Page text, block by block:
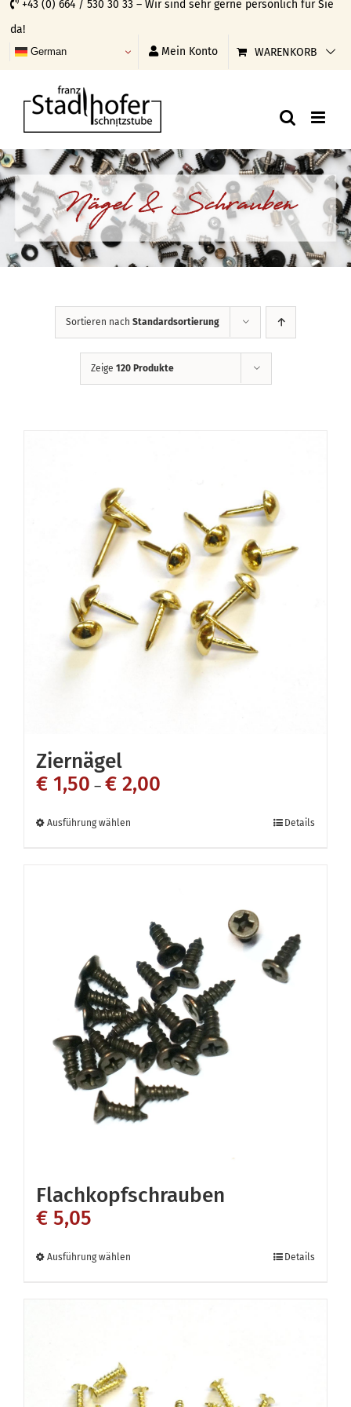
Skip
to
content
+43 (0) 664 / 530 30 33 – Wir sind sehr gerne persönlich für Sie
da!
German Mein Konto WARENKORB
Nägel & Schrauben
Sortieren nach Standardsortierung
Zeige 120 Produkte
Ziernägel
€ 1,50 – € 2,00
Ausführung wählen
Varianten
Die
Optionen
können
auf
der
Produktseite
gewählt
Details
Flachkopfschrauben
€ 5,05
Ausführung wählen
auf.
Details